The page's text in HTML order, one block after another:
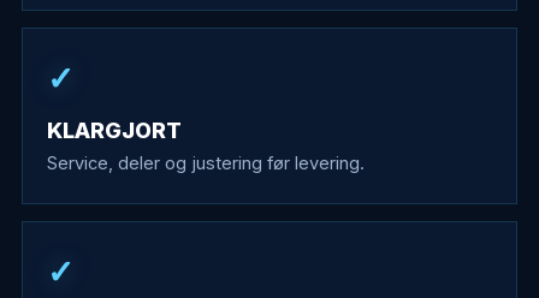
✓
KLARGJORT
Service, deler og justering før levering.
✓